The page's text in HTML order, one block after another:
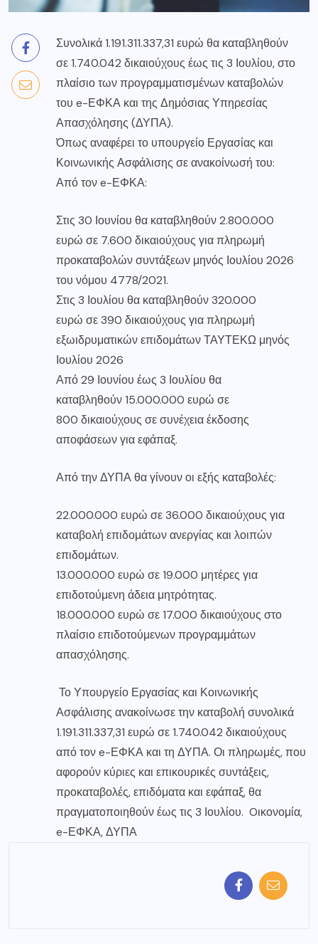
Συνολικά 1.191.311.337,31 ευρώ θα καταβληθούν
σε 1.740.042 δικαιούχους έως τις 3 Ιουλίου, στο
πλαίσιο των προγραμματισμένων καταβολών
του e-ΕΦΚΑ και της Δημόσιας Υπηρεσίας
Απασχόλησης (ΔΥΠΑ).
Όπως αναφέρει το υπουργείο Εργασίας και
Κοινωνικής Ασφάλισης σε ανακοίνωσή του:
Από τον e-ΕΦΚΑ:
Στις 30 Ιουνίου θα καταβληθούν 2.800.000
ευρώ σε 7.600 δικαιούχους για πληρωμή
προκαταβολών συντάξεων μηνός Ιουλίου 2026
του νόμου 4778/2021.
Στις 3 Ιουλίου θα καταβληθούν 320.000
ευρώ σε 390 δικαιούχους για πληρωμή
εξωιδρυματικών επιδομάτων ΤΑΥΤΕΚΩ μηνός
Ιουλίου 2026
Από 29 Ιουνίου έως 3 Ιουλίου θα
καταβληθούν 15.000.000 ευρώ σε
800 δικαιούχους σε συνέχεια έκδοσης
αποφάσεων για εφάπαξ.
Από την ΔΥΠΑ θα γίνουν οι εξής καταβολές:
22.000.000 ευρώ σε 36.000 δικαιούχους για
καταβολή επιδομάτων ανεργίας και λοιπών
επιδομάτων.
13.000.000 ευρώ σε 19.000 μητέρες για
επιδοτούμενη άδεια μητρότητας.
18.000.000 ευρώ σε 17.000 δικαιούχους στο
πλαίσιο επιδοτούμενων προγραμμάτων
απασχόλησης.
Το Υπουργείο Εργασίας και Κοινωνικής
Ασφάλισης ανακοίνωσε την καταβολή συνολικά
1.191.311.337,31 ευρώ σε 1.740.042 δικαιούχους
από τον e-ΕΦΚΑ και τη ΔΥΠΑ. Οι πληρωμές, που
αφορούν κύριες και επικουρικές συντάξεις,
προκαταβολές, επιδόματα και εφάπαξ, θα
πραγματοποιηθούν έως τις 3 Ιουλίου. Oικονομία,
e-ΕΦΚΑ, ΔΥΠΑ